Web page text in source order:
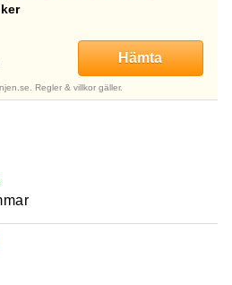
Hämta
Regler & villkor gäller.